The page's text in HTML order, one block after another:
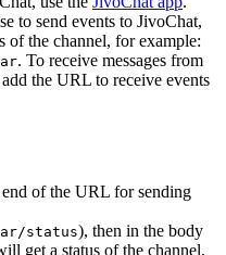
to send events to JivoChat,
of the channel, for example:
. To receive messages from
the URL to receive events
end of the URL for sending
status), then in the body
get a status of the channel,